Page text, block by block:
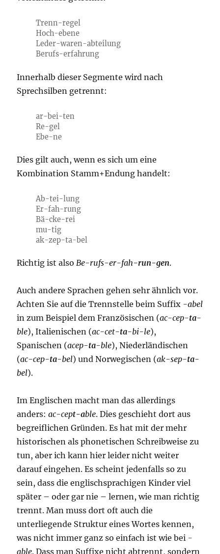
Trenn-regel
Hoch-ebene
Leder-waren-abteilung
Berufs-erfahrung
Innerhalb dieser Segmente wird nach
Sprechsilben getrennt:
ar-bei-ten
Re-gel
Ebe-ne
Dies gilt auch, wenn es sich um eine
Kombination Stamm+Endung handelt:
Ab-tei-lung
Er-fah-rung
Bä-cke-rei
mu-tig
ak-zep-ta-bel
Richtig ist alsoBe-rufs-er-fah-run-gen.
Auch andere Sprachen gehen sehr ähnlich vor.
Achten Sie auf die Trennstelle beim Suffix -abel
in zum Beispiel dem Französischen (ac-cep-ta-
ble), Italienischen (ac-cet-ta-bi-le),
Spanischen (acep-ta-ble), Niederländischen
(ac-cep-ta-bel) und Norwegischen (ak-sep-ta-
bel).
Im Englischen macht man das allerdings
anders:ac-cept-able. Dies geschieht dort aus
begreiflichen Gründen. Es hat mit der mehr
historischen als phonetischen Schreibweise zu
tun, aber ich kann hier leider nicht weiter
darauf eingehen. Es scheint jedenfalls so zu
sein, dass die englischsprachigen Kinder viel
später – oder gar nie – lernen, wie man richtig
trennt. Man muss dort oft auch die
unterliegende Struktur eines Wortes kennen,
was nicht immer ganz so einfach ist wie bei -
able. Dass man Suffixe nicht abtrennt, sondern